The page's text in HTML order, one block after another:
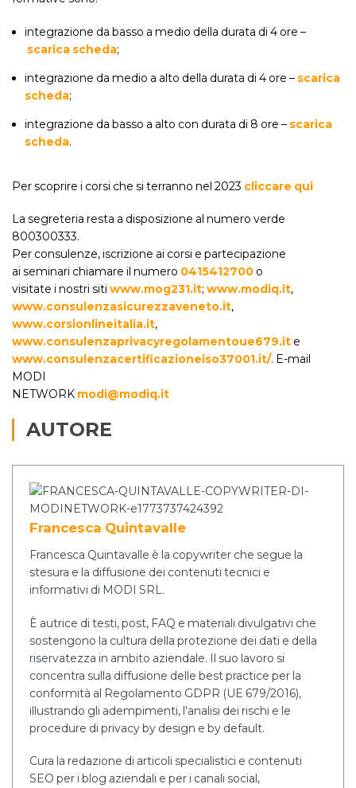
integrazione da basso a medio della durata di 4 ore –
scarica scheda;
integrazione da medio a alto della durata di 4 ore – scarica
scheda;
integrazione da basso a alto con durata di 8 ore – scarica
scheda.
Per scoprire i corsi che si terranno nel 2023 cliccare qui
La segreteria resta a disposizione al numero verde
800300333.
Per consulenze, iscrizione ai corsi e partecipazione
ai seminari chiamare il numero 0415412700 o
visitate i nostri siti www.mog231.it; www.modiq.it,
www.consulenzasicurezzaveneto.it,
www.corsionlineitalia.it,
www.consulenzaprivacyregolamentoue679.it e
www.consulenzacertificazioneiso37001.it/. E-mail
MODI
NETWORK modi@modiq.it
AUTORE
Francesca Quintavalle
Francesca Quintavalle è la copywriter che segue la
stesura e la diffusione dei contenuti tecnici e
informativi di MODI SRL.
È autrice di testi, post, FAQ e materiali divulgativi che
sostengono la cultura della protezione dei dati e della
riservatezza in ambito aziendale. Il suo lavoro si
concentra sulla diffusione delle best practice per la
conformità al Regolamento GDPR (UE 679/2016),
illustrando gli adempimenti, l'analisi dei rischi e le
procedure di privacy by design e by default.
Cura la redazione di articoli specialistici e contenuti
SEO per i blog aziendali e per i canali social,